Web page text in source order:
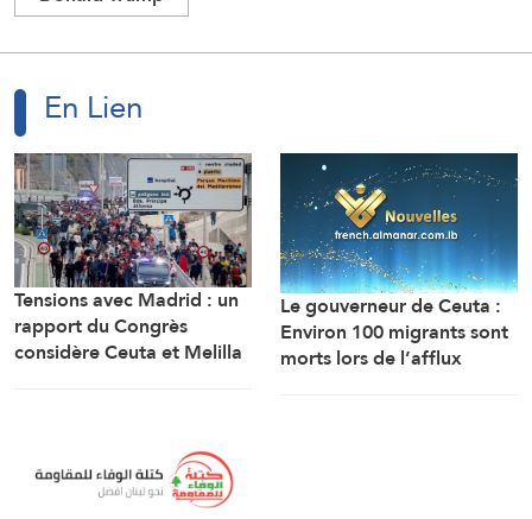
En Lien
Tensions avec Madrid : un
rapport du Congrès
considère Ceuta et Melilla
Le gouverneur de Ceuta :
Environ 100 migrants sont
morts lors de l’afflux